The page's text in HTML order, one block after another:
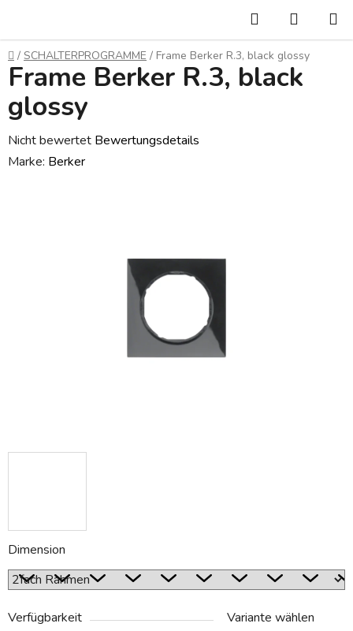
springen
Suchen
Startseite
/ SCHALTERPROGRAMME / Frame Berker R.3, black glossy
Dimension
Verfügbarkeit
Variante wählen
Frame Berker R.3, black
glossy
Die
durchschnittliche
Nicht bewertet Bewertungsdetails
Marke: Berker